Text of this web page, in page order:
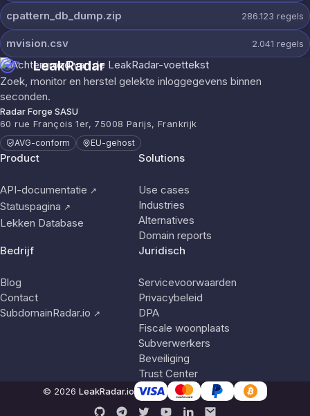
cpattern_db_dump.zip 286.123 regels
mvision.csv 2.041 regels
LeakRadar
Zoek, monitor en herstel gelekte inloggegevens binnen
seconden.
Radar Forge SASU
60 rue François 1er, 75008 Parijs, Frankrijk
AVG-conform EU-gehost
Product
API-documentatie ↗
Statuspagina ↗
Lekken Database
Solutions
Use cases
Industries
Alternatives
Domain reports
Bedrijf
Blog
Contact
SubdomainRadar.io ↗
Juridisch
Servicevoorwaarden
Privacybeleid
DPA
Fiscale woonplaats
Subverwerkers
Beveiliging
Trust Center
© 2026 LeakRadar.io